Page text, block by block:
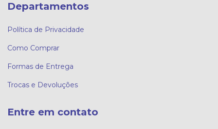
Departamentos
Política de Privacidade
Como Comprar
Formas de Entrega
Trocas e Devoluções
Entre em contato